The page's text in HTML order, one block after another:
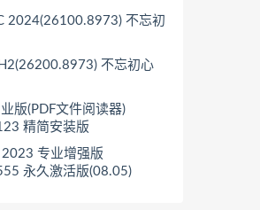
2024(26100.8973) 不忘初
不忘初心
版(PDF文件阅读器)
精简安装版
专业增强版
永久激活版(08.05)